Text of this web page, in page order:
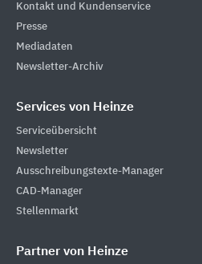
Kontakt und Kundenservice
Presse
Mediadaten
Newsletter-Archiv
Services von Heinze
Serviceübersicht
Newsletter
Ausschreibungstexte-Manager
CAD-Manager
Stellenmarkt
Partner von Heinze